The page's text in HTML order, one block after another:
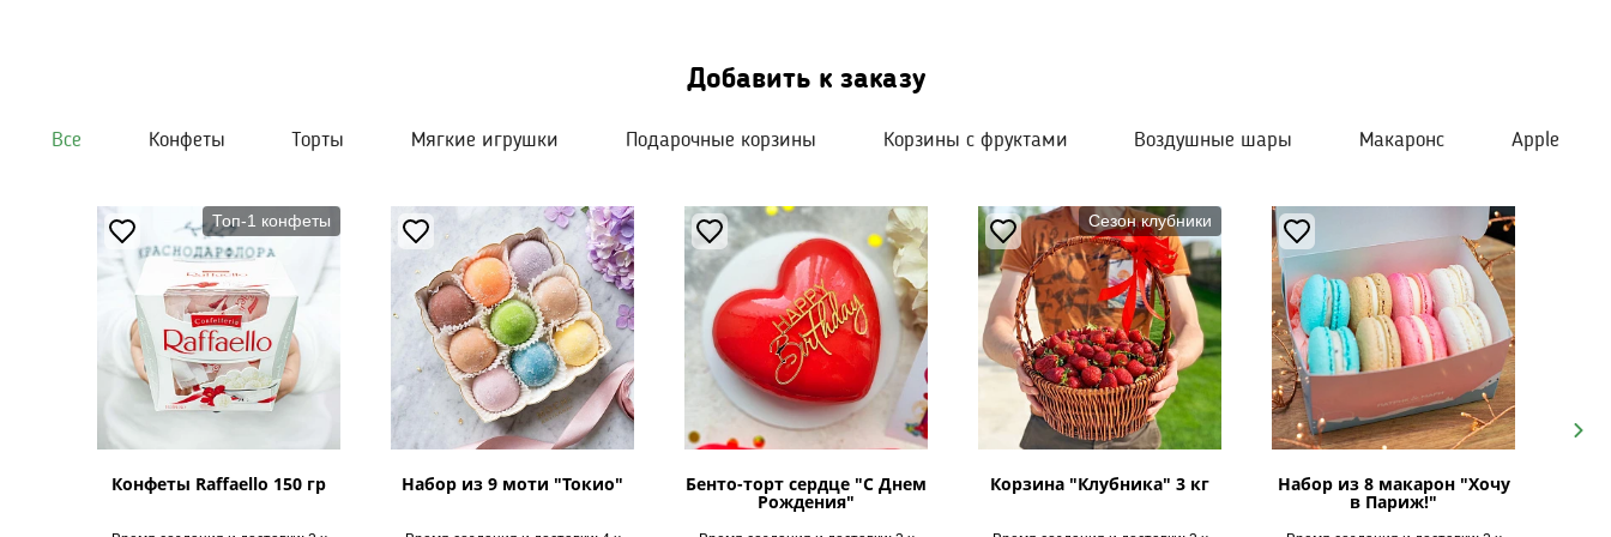
Добавить к заказу
Все Конфеты Торты Мягкие игрушки Подарочные корзины Корзины с фруктами Воздушные шары Макаронс Apple
Топ-1 конфеты
Конфеты Raffaello 150 гр Набор из 9 моти "Токио" Бенто-торт сердце "С Днем
Рождения"
Сезон клубники
Корзина "Клубника" 3 кг Набор из 8 макарон "Хочу
в Париж!"
Next